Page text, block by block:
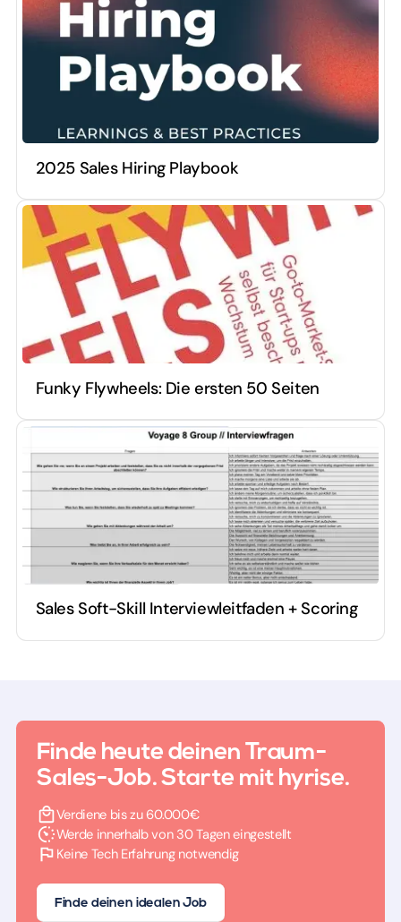
2025 Sales Hiring Playbook
Funky Flywheels: Die ersten 50 Seiten
Sales Soft-Skill Interviewleitfaden + Scoring
Finde heute deinen Traum-
Sales-Job. Starte mit hyrise.
Verdiene bis zu 60.000€
Werde innerhalb von 30 Tagen eingestellt
Keine Tech Erfahrung notwendig
Finde deinen idealen Job